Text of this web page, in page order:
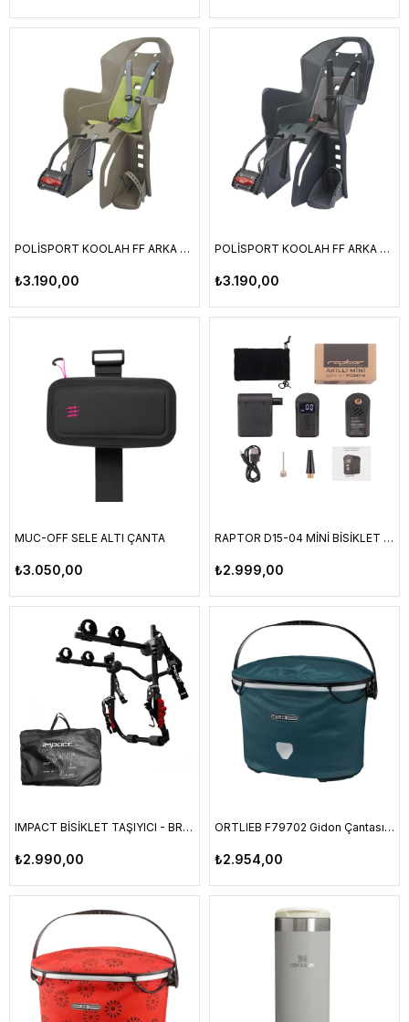
POLİSPORT KOOLAH FF ARKA ÇOCUK TAŞIYICI KAHVERENGİ KADRO BAĞLANTILI
₺3.190,00
POLİSPORT KOOLAH FF ARKA ÇOCUK TAŞIYICI GRİ KADRO BAĞLANTILI
₺3.190,00
MUC-OFF SELE ALTI ÇANTA
₺3.050,00
RAPTOR D15-04 MİNİ BİSİKLET POMPASI ŞARJLI
₺2.999,00
IMPACT BİSİKLET TAŞIYICI - BR-2B, 2 Lİ APARATLI, ÇANTALI
₺2.990,00
ORTLIEB F79702 Gidon Çantası Up-Town City 17.5L Petrol Yeşil
₺2.954,00